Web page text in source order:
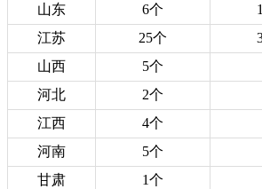
山东
6个
江苏
25个
山西
5个
河北
2个
江西
4个
河南
5个
甘肃
1个